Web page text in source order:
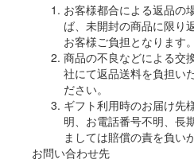
お客様都合による返品の
ば、未開封の商品に限り
お客様ご負担となります。
商品の不良などによる交
社にて返品送料を負担い
ださい。
ギフト利用時のお届け先
明、お電話番号不明、長
ましては賠償の責を負い
お問い合わせ先